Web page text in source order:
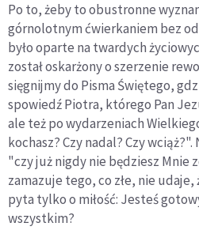
Po to, żeby to obustronne
górnolotnym ćwierkaniem bez
było oparte na twardych
został oskarżony o szerzenie
sięgnijmy do Pisma Świętego,
spowiedź Piotra, którego Pan
ale też po wydarzeniach
kochasz? Czy nadal? Czy
"czy już nigdy nie będziesz Mnie
zamazuje tego, co złe, nie udaje,
pyta tylko o miłość: Jesteś
wszystkim?